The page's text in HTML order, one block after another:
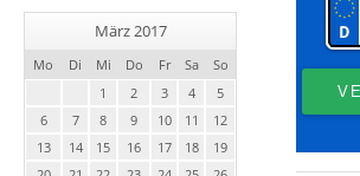
März 2017
Mo Di Mi Do Fr Sa
So
1
2 3 4
5
6
7 8 9 10 11
12
13
14 15 16 17 18
19